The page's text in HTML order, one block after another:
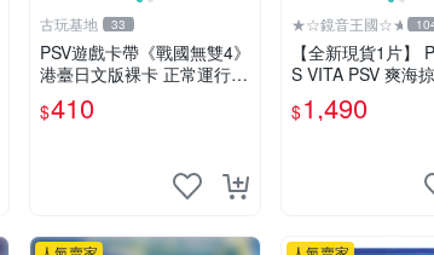
古玩基地 33
PSV遊戲卡帶《戰國無雙4》
港臺日文版裸卡 正常運行
臺灣索尼專用 游戲機械玩不
了 戰國無雙 4 PSV 港版 卡
$410
★☆鏡音王國☆★
【全新現貨1片】
S VITA PSV 爽海
定版 純日版 日文版
$1,490